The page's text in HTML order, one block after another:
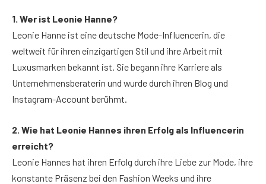
1. Wer ist Leonie Hanne?
Leonie Hanne ist eine deutsche Mode-Influencerin, die
weltweit für ihren einzigartigen Stil und ihre Arbeit mit
Luxusmarken bekannt ist. Sie begann ihre Karriere als
Unternehmensberaterin und wurde durch ihren Blog und
Instagram-Account berühmt.
2. Wie hat Leonie Hannes ihren Erfolg als Influencerin
erreicht?
Leonie Hannes hat ihren Erfolg durch ihre Liebe zur Mode, ihre
konstante Präsenz bei den Fashion Weeks und ihre